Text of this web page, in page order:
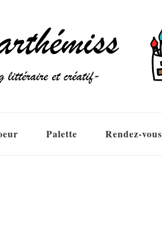
Palette Rendez-vous